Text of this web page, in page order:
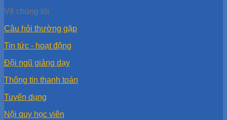
Về chúng tôi
Câu hỏi thường gặp
Tin tức - hoạt động
Đội ngũ giảng dạy
Thông tin thanh toán
Tuyển dụng
Nội quy học viên